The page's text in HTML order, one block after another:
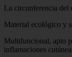
La circunferencia del
Material ecológico y
Multifuncional, apto
inflamaciones